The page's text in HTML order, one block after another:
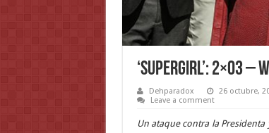
‘Supergirl’: 2×03 –
Dehparadox 26 octubre,
Leave a comment
Un ataque contra la